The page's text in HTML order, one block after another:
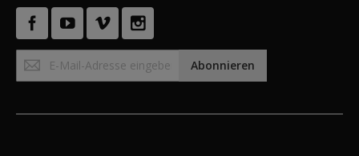
Anmeldung
zum
Abonnieren